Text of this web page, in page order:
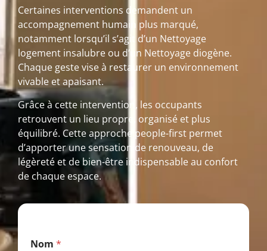
Certaines interventions demandent un
accompagnement humain plus marqué,
notamment lorsqu’il s’agit d’un Nettoyage
logement insalubre ou d’un Nettoyage diogène.
Chaque geste vise à restaurer un environnement
vivable et apaisant.
Grâce à cette intervention, les occupants
retrouvent un lieu propre, organisé et plus
équilibré. Cette approche people-first permet
d’apporter une sensation de renouveau, de
légèreté et de bien-être indispensable au confort
de chaque espace.
Nom *